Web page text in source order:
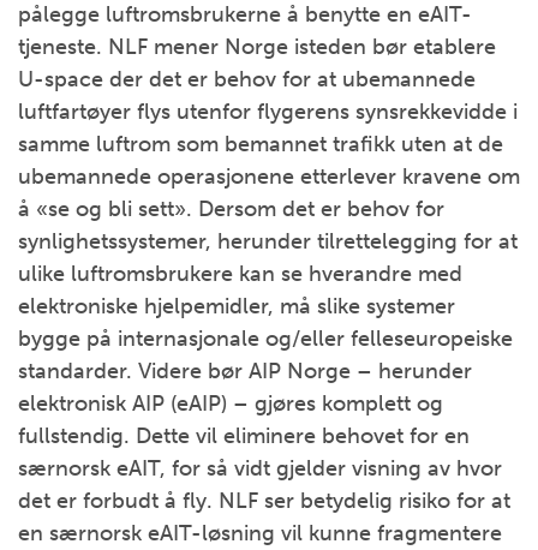
pålegge luftromsbrukerne å benytte en eAIT-
tjeneste. NLF mener Norge isteden bør etablere
U-space der det er behov for at ubemannede
luftfartøyer flys utenfor flygerens synsrekkevidde i
samme luftrom som bemannet trafikk uten at de
ubemannede operasjonene etterlever kravene om
å «se og bli sett». Dersom det er behov for
synlighetssystemer, herunder tilrettelegging for at
ulike luftromsbrukere kan se hverandre med
elektroniske hjelpemidler, må slike systemer
bygge på internasjonale og/eller felleseuropeiske
standarder. Videre bør AIP Norge – herunder
elektronisk AIP (eAIP) – gjøres komplett og
fullstendig. Dette vil eliminere behovet for en
særnorsk eAIT, for så vidt gjelder visning av hvor
det er forbudt å fly. NLF ser betydelig risiko for at
en særnorsk eAIT-løsning vil kunne fragmentere